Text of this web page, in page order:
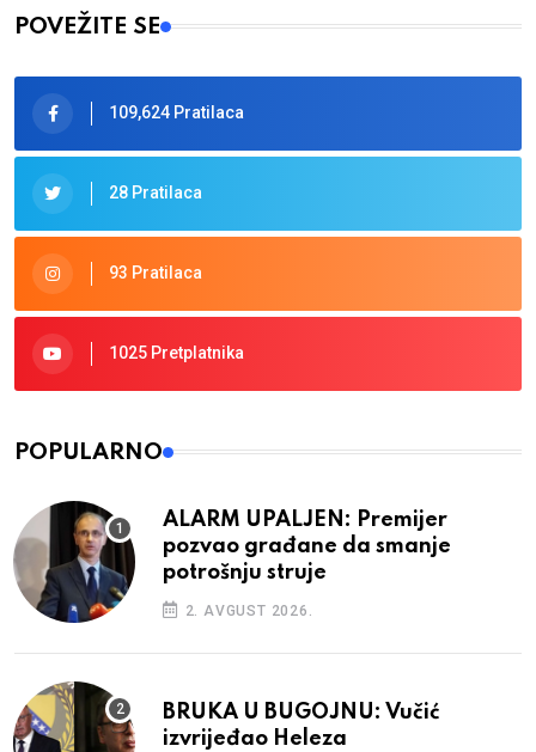
POVEŽITE SE
109,624 Pratilaca
28 Pratilaca
93 Pratilaca
1025 Pretplatnika
POPULARNO
ALARM UPALJEN: Premijer
pozvao građane da smanje
potrošnju struje
2. AVGUST 2026.
BRUKA U BUGOJNU: Vučić
izvrijeđao Heleza